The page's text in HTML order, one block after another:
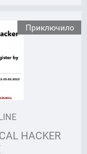
Приключило
HACKER